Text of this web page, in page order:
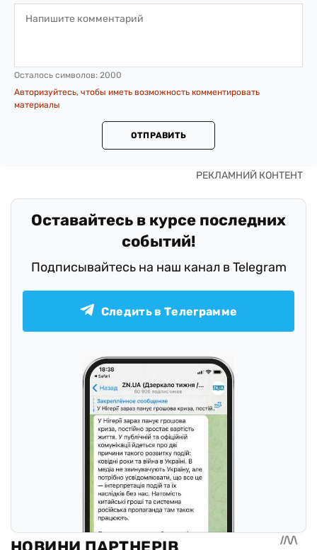
Осталось символов: 2000
Авторизуйтесь, чтобы иметь возможность комментировать
материалы
ОТПРАВИТЬ
Оставайтесь в курсе последних
событий!
Подписывайтесь на наш канал в Telegram
Следить в Телеграмме